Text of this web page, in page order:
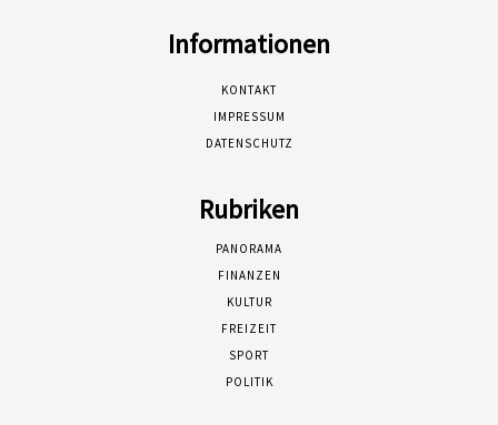
Informationen
KONTAKT
IMPRESSUM
DATENSCHUTZ
Rubriken
PANORAMA
FINANZEN
KULTUR
FREIZEIT
SPORT
POLITIK